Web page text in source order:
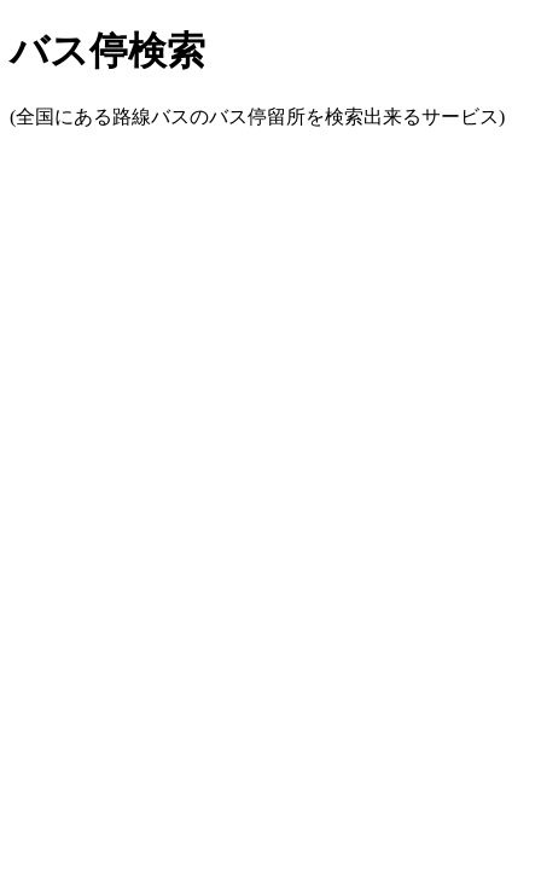
バス停検索
(全国にある路線バスのバス停留所を検索出来るサービス)